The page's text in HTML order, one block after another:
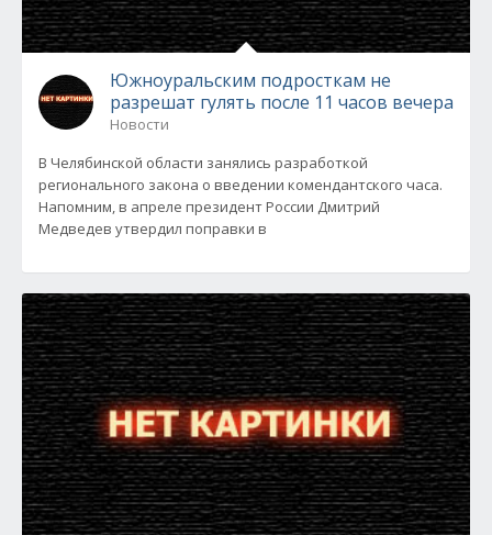
Южноуральским подросткам не
разрешат гулять после 11 часов вечера
Новости
В Челябинской области занялись разработкой
регионального закона о введении комендантского часа.
Напомним, в апреле президент России Дмитрий
Медведев утвердил поправки в